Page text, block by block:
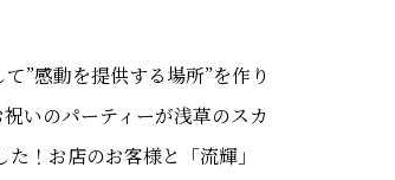
”感動を提供する場所”を作り
いのパーティーが浅草のスカ
！お店のお客様と「流輝」